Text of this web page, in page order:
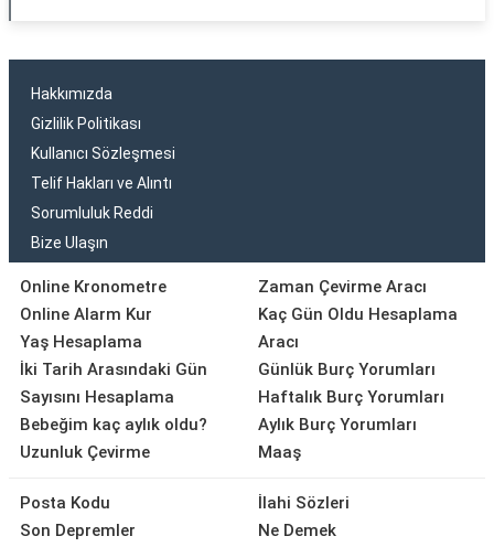
Hakkımızda
Gizlilik Politikası
Kullanıcı Sözleşmesi
Telif Hakları ve Alıntı
Sorumluluk Reddi
Bize Ulaşın
Online Kronometre
Online Alarm Kur
Yaş Hesaplama
İki Tarih Arasındaki Gün
Sayısını Hesaplama
Bebeğim kaç aylık oldu?
Uzunluk Çevirme
Zaman Çevirme Aracı
Kaç Gün Oldu Hesaplama
Aracı
Günlük Burç Yorumları
Haftalık Burç Yorumları
Aylık Burç Yorumları
Maaş
Posta Kodu
Son Depremler
İlahi Sözleri
Ne Demek